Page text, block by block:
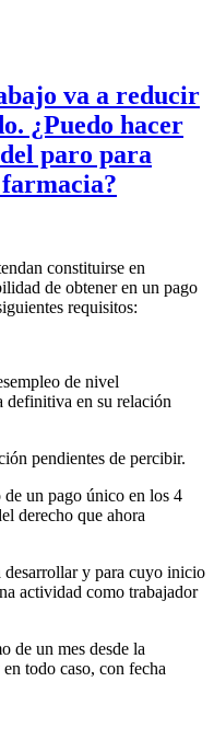
va a reducir
¿Puedo hacer
paro para
constituirse en
de obtener en un pago
requisitos:
de nivel
definitiva en su relación
pendientes de percibir.
un pago único en los 4
derecho que ahora
y para cuyo inicio
actividad como trabajador
de un mes desde la
todo caso, con fecha